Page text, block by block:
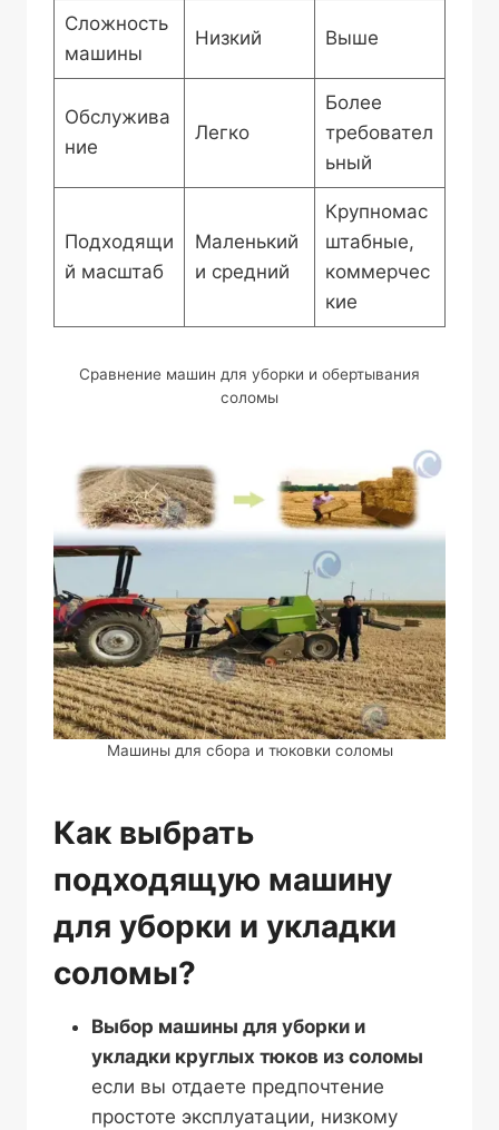
Сложность
машины
Низкий Выше
Обслужива
ние
Легко
Более
требовател
ьный
Подходящи
й масштаб
Маленький
и средний
Крупномас
штабные,
коммерчес
кие
Сравнение машин для уборки и обертывания
соломы
Машины для сбора и тюковки соломы
Как выбрать
подходящую машину
для уборки и укладки
соломы?
Выбор машины для уборки и
укладки круглых тюков из соломы
если вы отдаете предпочтение
простоте эксплуатации, низкому